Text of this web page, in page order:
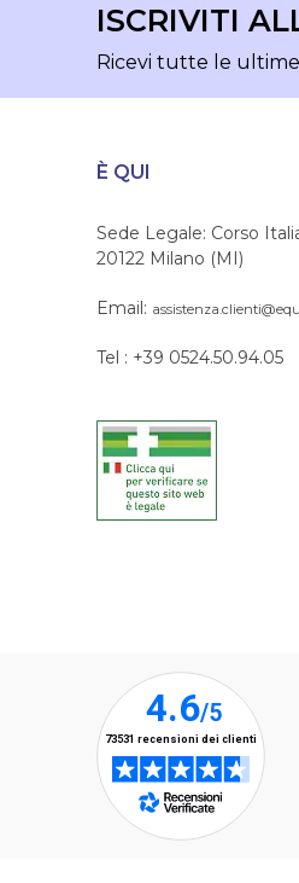
ISCRIVITI
Ricevi tutte le
È QUI
Sede Legale: Corso
20122 Milano (MI)
Email:
Tel : +39 0524.50.94.05